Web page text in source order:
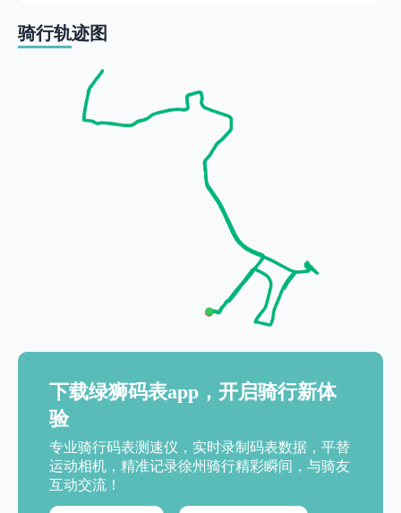
骑行轨迹图
下载绿狮码表app，开启骑行新体
验
专业骑行码表测速仪，实时录制码表数据，平替
运动相机，精准记录徐州骑行精彩瞬间，与骑友
互动交流！